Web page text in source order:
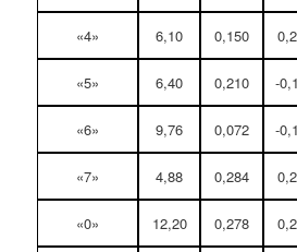
«4» 6,10 0,150
«5» 6,40 0,210 -
«6» 9,76 0,072 -
«7» 4,88 0,284
«0» 12,20 0,278